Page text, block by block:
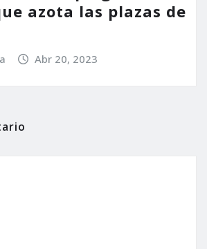
azota las plazas de
Abr 20, 2023